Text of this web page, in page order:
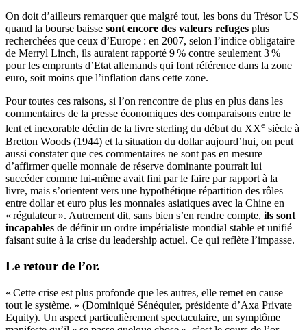
On doit d’ailleurs remarquer que malgré tout, les bons du Trésor US
quand la bourse baisse sont encore des valeurs refuges plus
recherchées que ceux d’Europe : en 2007, selon l’indice obligataire
de Merryl Linch, ils auraient rapporté 9 % contre seulement 3 %
pour les emprunts d’Etat allemands qui font référence dans la zone
euro, soit moins que l’inflation dans cette zone.
Pour toutes ces raisons, si l’on rencontre de plus en plus dans les
commentaires de la presse économiques des comparaisons entre le
lent et inexorable déclin de la livre sterling du début du XXe siècle à
Bretton Woods (1944) et la situation du dollar aujourd’hui, on peut
aussi constater que ces commentaires ne sont pas en mesure
d’affirmer quelle monnaie de réserve dominante pourrait lui
succéder comme lui-même avait fini par le faire par rapport à la
livre, mais s’orientent vers une hypothétique répartition des rôles
entre dollar et euro plus les monnaies asiatiques avec la Chine en
« régulateur ». Autrement dit, sans bien s’en rendre compte, ils sont
incapables de définir un ordre impérialiste mondial stable et unifié
faisant suite à la crise du leadership actuel. Ce qui reflète l’impasse.
Le retour de l’or.
« Cette crise est plus profonde que les autres, elle remet en cause
tout le système. » (Dominiqué Sénéquier, présidente d’Axa Private
Equity). Un aspect particulièrement spectaculaire, un symptôme